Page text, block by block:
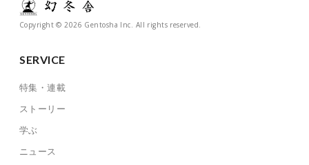
Copyright © 2026 Gentosha Inc. All rights reserved.
SERVICE
特集・連載
ストーリー
学ぶ
ニュース